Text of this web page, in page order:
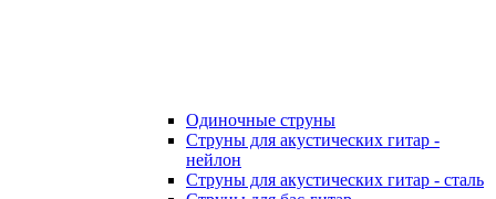
Одиночные струны
Струны для акустических гитар -
нейлон
Струны для акустических гитар - сталь